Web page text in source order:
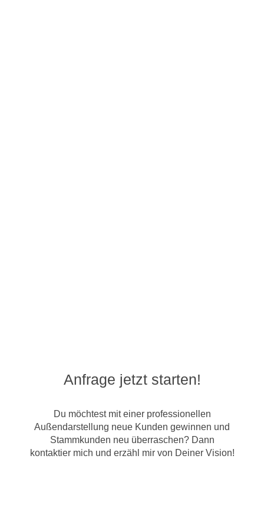
Anfrage jetzt starten!
Du möchtest mit einer professionellen
Außendarstellung neue Kunden gewinnen und
Stammkunden neu überraschen? Dann
kontaktier mich und erzähl mir von Deiner Vision!